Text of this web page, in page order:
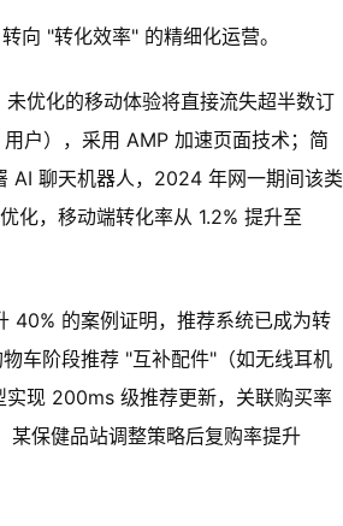
向 "转化效率" 的精细化运营。
优化的移动体验将直接流失超半数订
户），采用 AMP 加速页面技术；简
AI 聊天机器人，2024 年网一期间该类
化，移动端转化率从 1.2% 提升至
40% 的案例证明，推荐系统已成为转
车阶段推荐 "互补配件"（如无线耳机
现 200ms 级推荐更新，关联购买率
某保健品站调整策略后复购率提升